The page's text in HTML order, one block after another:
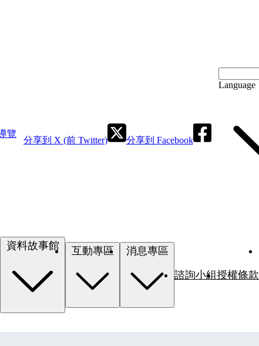
覽
分享到 X (前 Twitter) 分享到 Facebook
Language
資料故事館
諮詢小組授權條款